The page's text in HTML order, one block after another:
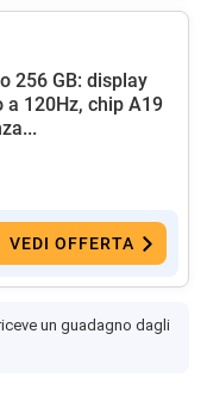
256 GB: display
a 120Hz, chip A19
VEDI OFFERTA
un guadagno dagli